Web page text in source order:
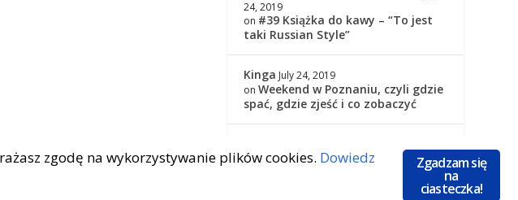
24, 2019
on #39 Książka do kawy – “To jest
taki Russian Style”
Kinga July 24, 2019
onWeekend w Poznaniu, czyli gdzie
spać, gdzie zjeść i co zobaczyć
on#39 Książka do kawy – “To jestZgadzam się
na
ciasteczka!
zgodę na wykorzystywanie plików cookies. Dowiedz